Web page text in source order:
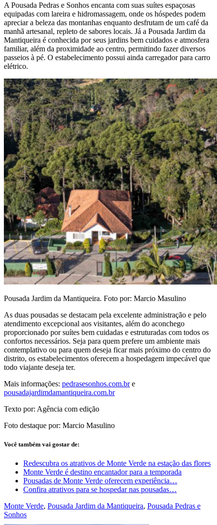
A Pousada Pedras e Sonhos encanta com suas suítes espaçosas
equipadas com lareira e hidromassagem, onde os hóspedes podem
apreciar a beleza das montanhas enquanto desfrutam de um café da
manhã artesanal, repleto de sabores locais. Já a Pousada Jardim da
Mantiqueira é conhecida por seus jardins bem cuidados e atmosfera
familiar, além da proximidade ao centro, permitindo fazer diversos
passeios à pé. O estabelecimento possui ainda carregador para carro
elétrico.
Pousada Jardim da Mantiqueira. Foto por: Marcio Masulino
As duas pousadas se destacam pela excelente administração e pelo
atendimento excepcional aos visitantes, além do aconchego
proporcionado por suítes bem cuidadas e estruturadas com todos os
confortos necessários. Seja para quem prefere um ambiente mais
contemplativo ou para quem deseja ficar mais próximo do centro do
distrito, os estabelecimentos oferecem a hospedagem impecável que
todo viajante deseja ter.
Mais informações: pedrasesonhos.com.bre
pousadajardimdamantiqueira.com.br
Texto por: Agência com edição
Foto destaque por: Marcio Masulino
Você também vai gostar de:
Redescubra os atrativos de Monte Verde na estação das flores
Monte Verde é destino encantador para a temporada
Pousadas de Monte Verde oferecem experiência…
Confira atrativos para se hospedar nas pousadas…
Monte Verde, Pousada Jardim da Mantiqueira, Pousada Pedras e
Sonhos